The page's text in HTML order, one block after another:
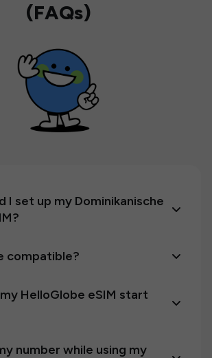
(FAQs)
I set up my Dominikanische
compatible?
HelloGlobe eSIM start
number while using my